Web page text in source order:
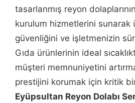
tasarlanmış reyon
kurulum hizmetlerini sunarak
güvenliğini ve işletmenizin
Gıda ürünlerinin ideal
müşteri memnuniyetini
prestijini korumak için kritik
Eyüpsultan Reyon Dolabı